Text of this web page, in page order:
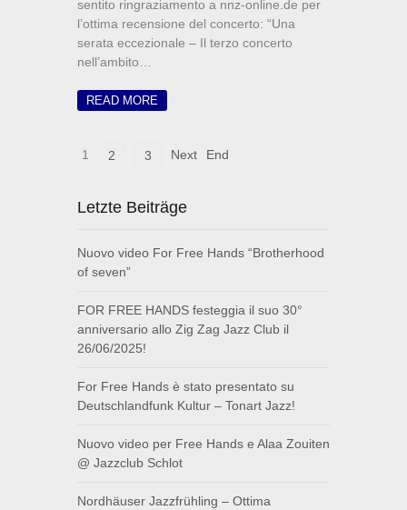
sentito ringraziamento a nnz-online.de per
l’ottima recensione del concerto: “Una
serata eccezionale – Il terzo concerto
nell’ambito…
READ MORE
1 2 3 Next End
Letzte Beiträge
Nuovo video For Free Hands “Brotherhood
of seven”
FOR FREE HANDS festeggia il suo 30°
anniversario allo Zig Zag Jazz Club il
26/06/2025!
For Free Hands è stato presentato su
Deutschlandfunk Kultur – Tonart Jazz!
Nuovo video per Free Hands e Alaa Zouiten
@ Jazzclub Schlot
Nordhäuser Jazzfrühling – Ottima